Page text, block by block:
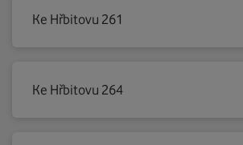
Ke Hřbitovu 261
Ke Hřbitovu 264